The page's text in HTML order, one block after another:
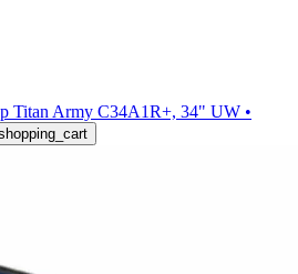
Titan Army C34A1R+, 34" UW •